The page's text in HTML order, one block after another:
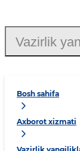
Bosh sahifa
Axborot xizmati
Vazirlik